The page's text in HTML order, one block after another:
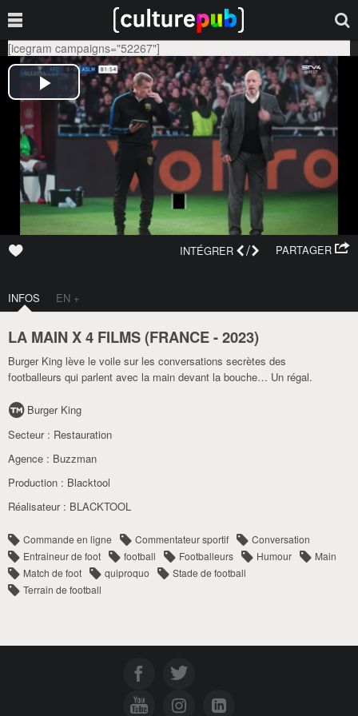
[icegram campaigns="52267"]
PARTAGER
INTÉGRER /
INFOS EN +
LA MAIN X 4 FILMS (FRANCE-2023)
Burger King lève le voile sur les conversations secrètes des
footballeurs qui parlent avec la main devant la bouche… Un régal.
Burger King
Secteur : Restauration
Agence : Buzzman
Production : Blacktool
Réalisateur : BLACKTOOL
Commande en ligne Commentateur sportif
Conversation
Entraineur de foot
football Footballeurs Humour
Main
Match de foot
quiproquo
Stade de football
Terrain de football